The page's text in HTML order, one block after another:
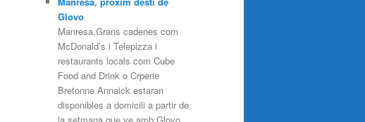
Glovo
Manresa,Grans cadenes com
McDonald’s i Telepizza i
restaurants locals com Cube
Food and Drink o Crperie
Bretonne Annaick estaran
disponibles a domicili a partir de